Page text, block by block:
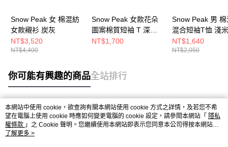
Snow Peak 女 棉混紡
女款襯衫 炭灰
NT$3,520
NT$4,400
Snow Peak 女款花朵
圖案棉質短袖 T 深炭
灰色
NT$1,700
Snow Peak 男 棉
混合短袖T恤 淺米
NT$1,640
NT$2,050
你可能有興趣的商品全站排行
熱門標籤
本網站中使用 cookie，欲查詢有關本網站使用 cookie 方式之詳情，及若您不希
望在電腦上使用 cookie 時應如何變更電腦的 cookie 設定，請參閱本網站「 隱私
權條款 」之 Cookie 聲明。您繼續使用本網站即表示您同意本公司得按本網站使
用條款之 Cookie 聲明使用 cookie。
了解更多 >